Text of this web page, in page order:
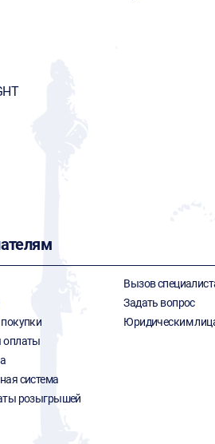
оплаты
система
розыгрышей
Вызов
Задать вопрос
Юридическим